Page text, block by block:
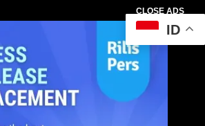
CLOSE ADS
ID